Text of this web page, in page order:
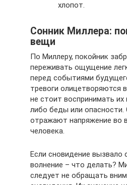
хлопот.
Сонник Миллера:
вещи
По Миллеру, покойник
переживать ощущение
перед событиями
тревоги олицетворяются
не стоит воспринимать
либо беды или опасности.
отражают напряжение во
человека.
Если сновидение вызвало
волнение – что делать?
следует не обращать